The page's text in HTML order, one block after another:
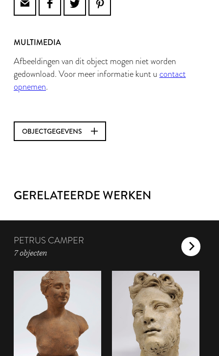
MULTIMEDIA
Afbeeldingen van dit object mogen niet worden
gedownload. Voor meer informatie kunt u contact
opnemen.
OBJECTGEGEVENS
GERELATEERDE WERKEN
PETRUS CAMPER
7 objecten